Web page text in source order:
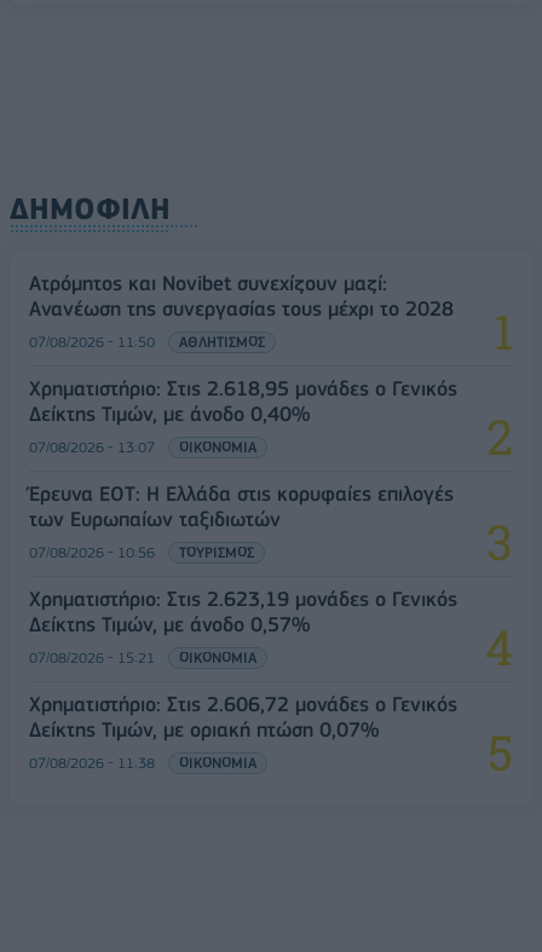
ΔΗΜΟΦΙΛΗ
Ατρόμητος και Novibet συνεχίζουν μαζί:
Ανανέωση της συνεργασίας τους μέχρι το 2028
07/08/2026 - 11:50 ΑΘΛΗΤΙΣΜΟΣ
Χρηματιστήριο: Στις 2.618,95 μονάδες ο Γενικός
Δείκτης Τιμών, με άνοδο 0,40%
07/08/2026 - 13:07 ΟΙΚΟΝΟΜΙΑ
Έρευνα ΕΟΤ: Η Ελλάδα στις κορυφαίες επιλογές
των Ευρωπαίων ταξιδιωτών
07/08/2026 - 10:56 ΤΟΥΡΙΣΜΟΣ
Χρηματιστήριο: Στις 2.623,19 μονάδες ο Γενικός
Δείκτης Τιμών, με άνοδο 0,57%
07/08/2026 - 15:21 ΟΙΚΟΝΟΜΙΑ
Χρηματιστήριο: Στις 2.606,72 μονάδες ο Γενικός
Δείκτης Τιμών, με οριακή πτώση 0,07%
07/08/2026 - 11:38 ΟΙΚΟΝΟΜΙΑ